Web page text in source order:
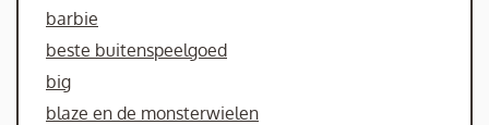
barbie
beste buitenspeelgoed
big
blaze en de monsterwielen